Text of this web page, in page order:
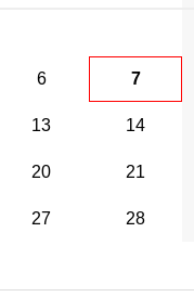
6 7
13 14
20 21
27 28